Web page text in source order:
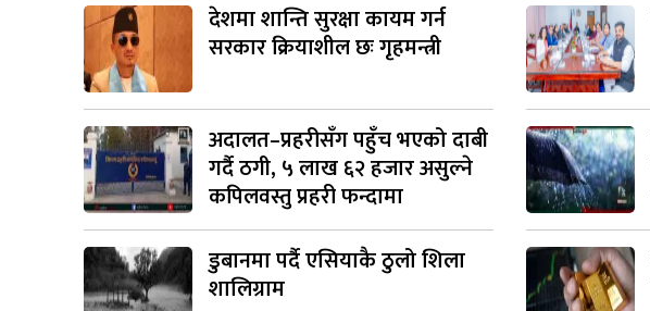
देशमा शान्ति सुरक्षा कायम गर्न
सरकार क्रियाशील छः गृहमन्त्री
अदालत–प्रहरीसँग पहुँच भएको दाबी
गर्दै ठगी, ५ लाख ६२ हजार असुल्ने
कपिलवस्तु प्रहरी फन्दामा
डुबानमा पर्दै एसियाकै ठुलो शिला
शालिग्राम